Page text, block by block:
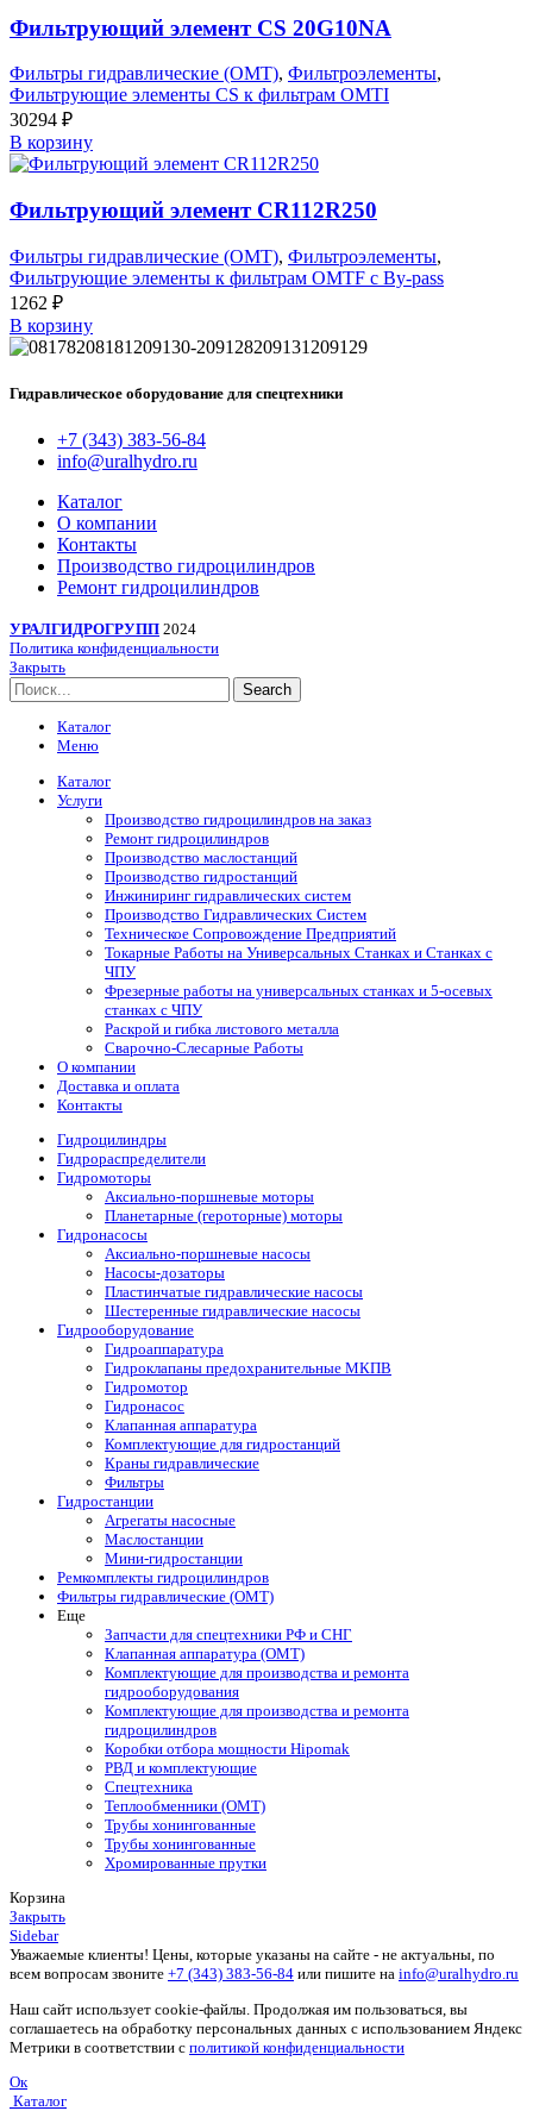
Фильтрующий элемент CS 20G10NA
Фильтры гидравлические (OMT), Фильтроэлементы,
Фильтрующие элементы CS к фильтрам OMTI
30294 ₽
В корзину
Фильтрующий элемент CR112R250
Фильтры гидравлические (OMT), Фильтроэлементы,
Фильтрующие элементы к фильтрам OMTF с By-pass
1262 ₽
В корзину
Гидравлическое оборудование для спецтехники
+7 (343) 383-56-84
info@uralhydro.ru
Каталог
О компании
Контакты
Производство гидроцилиндров
Ремонт гидроцилиндров
УРАЛГИДРОГРУПП 2024
Политика конфиденциальности
Закрыть
Search
Каталог
Меню
Каталог
Услуги
Производство гидроцилиндров на заказ
Ремонт гидроцилиндров
Производство маслостанций
Производство гидростанций
Инжиниринг гидравлических систем
Производство Гидравлических Систем
Техническое Сопровождение Предприятий
Токарные Работы на Универсальных Станках и Станках с
ЧПУ
Фрезерные работы на универсальных станках и 5-осевых
станках с ЧПУ
Раскрой и гибка листового металла
Сварочно-Слесарные Работы
О компании
Доставка и оплата
Контакты
Гидроцилиндры
Гидрораспределители
Гидромоторы
Аксиально-поршневые моторы
Планетарные (героторные) моторы
Гидронасосы
Аксиально-поршневые насосы
Насосы-дозаторы
Пластинчатые гидравлические насосы
Шестеренные гидравлические насосы
Гидрооборудование
Гидроаппаратура
Гидроклапаны предохранительные МКПВ
Гидромотор
Гидронасос
Клапанная аппаратура
Комплектующие для гидростанций
Краны гидравлические
Фильтры
Гидростанции
Агрегаты насосные
Маслостанции
Мини-гидростанции
Ремкомплекты гидроцилиндров
Фильтры гидравлические (OMT)
Еще
Запчасти для спецтехники РФ и СНГ
Клапанная аппаратура (OMT)
Комплектующие для производства и ремонта
гидрооборудования
Комплектующие для производства и ремонта
гидроцилиндров
Коробки отбора мощности Hipomak
РВД и комплектующие
Спецтехника
Теплообменники (OMT)
Трубы хонингованные
Трубы хонингованные
Хромированные прутки
Корзина
Закрыть
Sidebar
Уважаемые клиенты! Цены, которые указаны на сайте - не актуальны, по
всем вопросам звоните +7 (343) 383-56-84 или пишите на info@uralhydro.ru
Наш сайт использует cookie-файлы. Продолжая им пользоваться, вы
соглашаетесь на обработку персональных данных с использованием Яндекс
Метрики в соответствии с политикой конфиденциальности
Ок
Каталог